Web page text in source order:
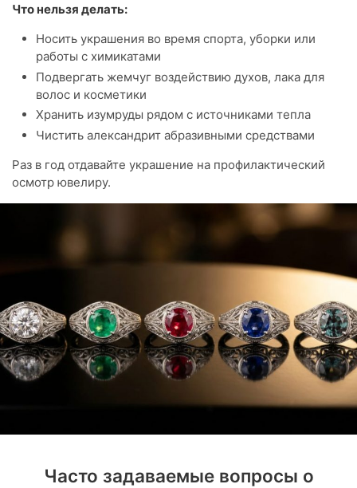
Что нельзя делать:
Носить украшения во время спорта, уборки или
работы с химикатами
Подвергать жемчуг воздействию духов, лака для
волос и косметики
Хранить изумруды рядом с источниками тепла
Чистить александрит абразивными средствами
Раз в год отдавайте украшение на профилактический
осмотр ювелиру.
Часто задаваемые вопросы о